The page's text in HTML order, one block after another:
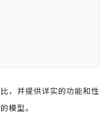
，并提供详实的功能和性
模型。